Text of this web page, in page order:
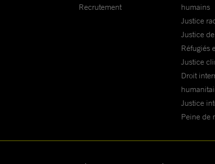
Recrutement
humains
Justice
Justice
Réfugiés
Justice
Droit
Justice
Peine de